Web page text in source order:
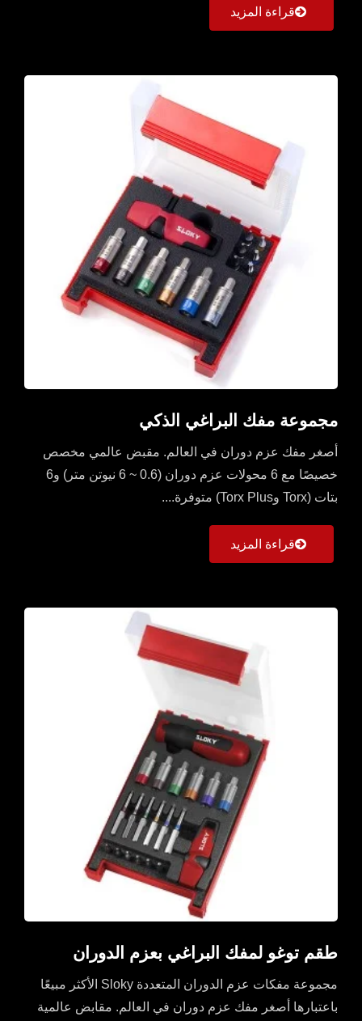
قراءة المزيد
مجموعة مفك البراغي الذكي
أصغر مفك عزم دوران في العالم. مقبض عالمي مخصص
خصيصًا مع 6 محولات عزم دوران (0.6 ~ 6 نيوتن متر) و6
بتات (Torx وTorx Plus) متوفرة....
قراءة المزيد
طقم توغو لمفك البراغي بعزم الدوران
مجموعة مفكات عزم الدوران المتعددة Sloky الأكثر مبيعًا
باعتبارها أصغر مفك عزم دوران في العالم. مقابض عالمية